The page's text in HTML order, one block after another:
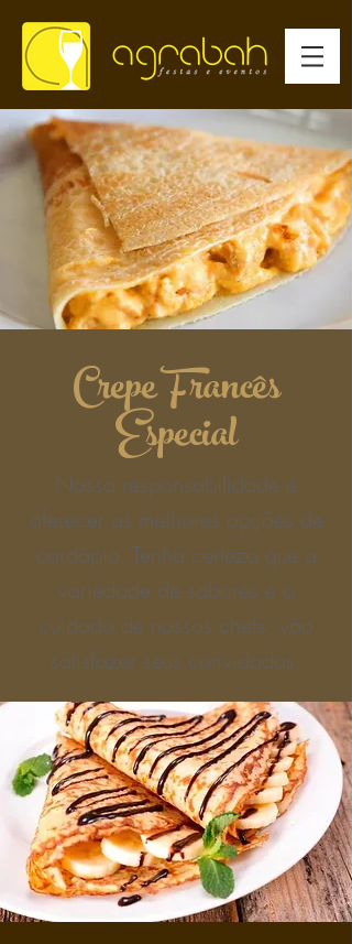
Crepe Francês
Especial
Nossa responsabilidade é
oferecer as melhores opções de
cardápio. Tenha certeza que a
variedade de sabores e o
cuidado de nossos chefs, vão
satisfazer seus convidados.